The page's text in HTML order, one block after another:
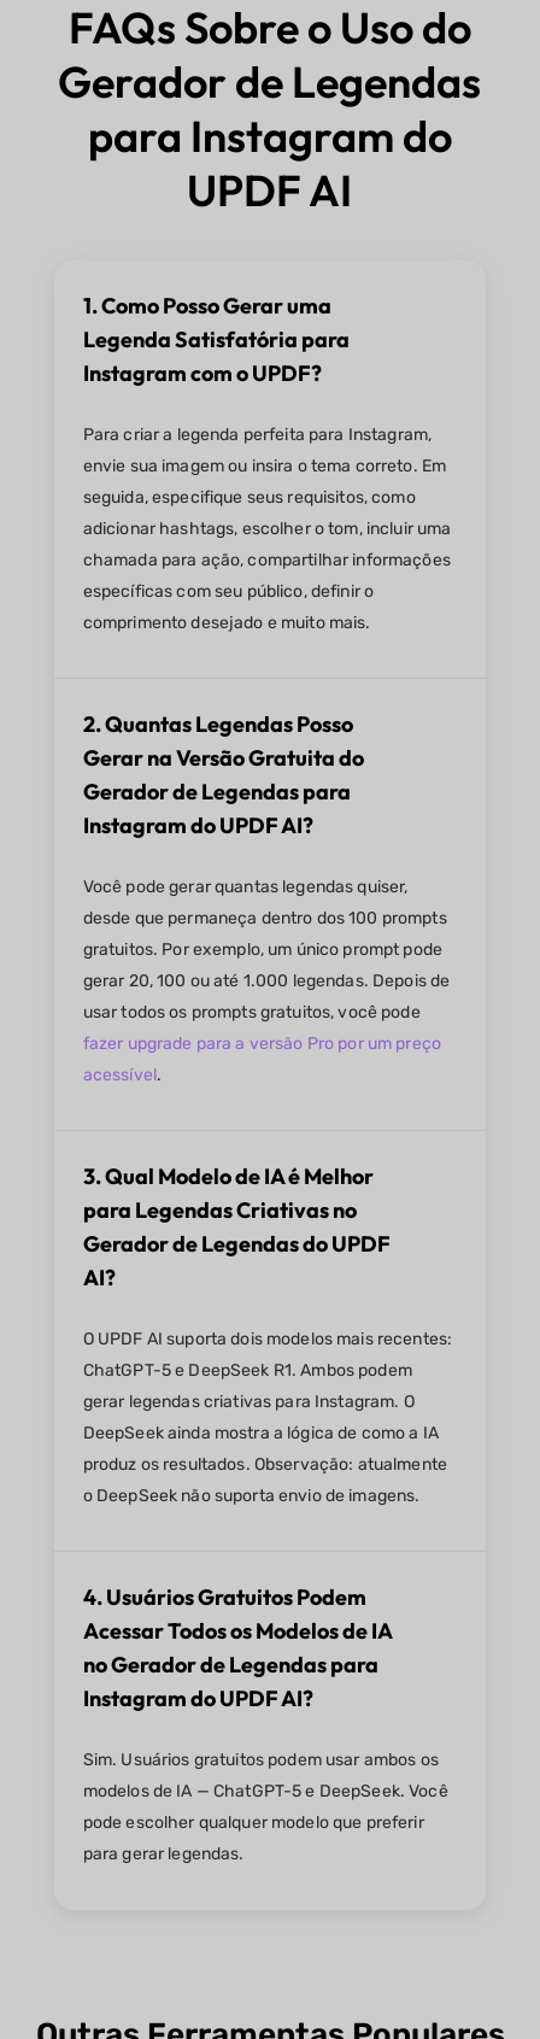
FAQs Sobre o Uso do
Gerador de Legendas
para Instagram do
UPDF AI
1. Como Posso Gerar uma
Legenda Satisfatória para
Instagram com o UPDF?
Para criar a legenda perfeita para Instagram,
envie sua imagem ou insira o tema correto. Em
seguida, especifique seus requisitos, como
adicionar hashtags, escolher o tom, incluir uma
chamada para ação, compartilhar informações
específicas com seu público, definir o
comprimento desejado e muito mais.
2. Quantas Legendas Posso
Gerar na Versão Gratuita do
Gerador de Legendas para
Instagram do UPDF AI?
Você pode gerar quantas legendas quiser,
desde que permaneça dentro dos 100 prompts
gratuitos. Por exemplo, um único prompt pode
gerar 20, 100 ou até 1.000 legendas. Depois de
usar todos os prompts gratuitos, você pode
fazer upgrade para a versão Pro por um preço
acessível.
3. Qual Modelo de IA é Melhor
para Legendas Criativas no
Gerador de Legendas do UPDF
AI?
O UPDF AI suporta dois modelos mais recentes:
ChatGPT-5 e DeepSeek R1. Ambos podem
gerar legendas criativas para Instagram. O
DeepSeek ainda mostra a lógica de como a IA
produz os resultados. Observação: atualmente
o DeepSeek não suporta envio de imagens.
4. Usuários Gratuitos Podem
Acessar Todos os Modelos de IA
no Gerador de Legendas para
Instagram do UPDF AI?
Sim. Usuários gratuitos podem usar ambos os
modelos de IA — ChatGPT-5 e DeepSeek. Você
pode escolher qualquer modelo que preferir
para gerar legendas.